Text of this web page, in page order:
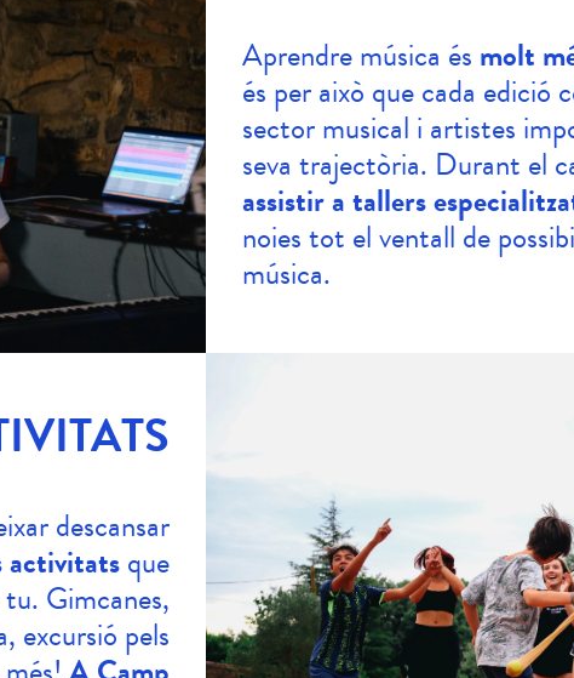
Aprendre música és molt
és per això que cada edició
sector musical i artistes
seva trajectòria. Durant el
assistir a tallers
noies tot el ventall de
música.
descansar
activitatsque
Gimcanes,
excursió pels